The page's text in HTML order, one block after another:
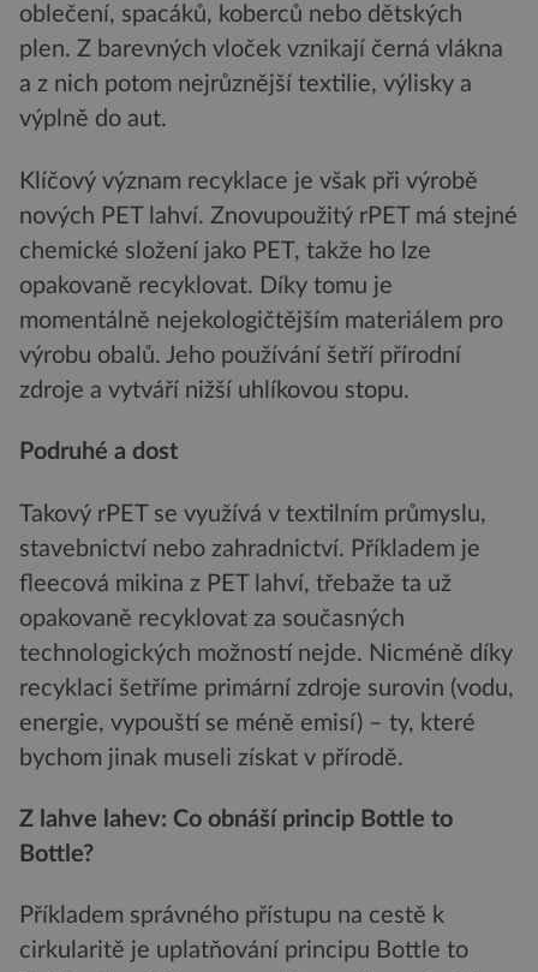
oblečení, spacáků, koberců nebo dětských
plen. Z barevných vloček vznikají černá vlákna
a z nich potom nejrůznější textilie, výlisky a
výplně do aut.
Klíčový význam recyklace je však při výrobě
nových PET lahví. Znovupoužitý rPET má stejné
chemické složení jako PET, takže ho lze
opakovaně recyklovat. Díky tomu je
momentálně nejekologičtějším materiálem pro
výrobu obalů. Jeho používání šetří přírodní
zdroje a vytváří nižší uhlíkovou stopu.
Podruhé a dost
Takový rPET se využívá v textilním průmyslu,
stavebnictví nebo zahradnictví. Příkladem je
fleecová mikina z PET lahví, třebaže ta už
opakovaně recyklovat za současných
technologických možností nejde. Nicméně díky
recyklaci šetříme primární zdroje surovin (vodu,
energie, vypouští se méně emisí) – ty, které
bychom jinak museli získat v přírodě.
Z lahve lahev: Co obnáší princip Bottle to
Bottle?
Příkladem správného přístupu na cestě k
cirkularitě je uplatňování principu Bottle to